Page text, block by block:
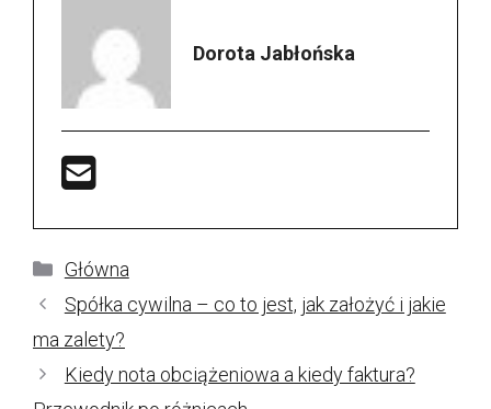
Dorota Jabłońska
Kategorie
Główna
Spółka cywilna – co to jest, jak założyć i jakie
ma zalety?
Kiedy nota obciążeniowa a kiedy faktura?